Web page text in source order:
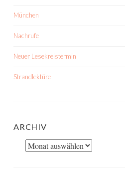
München
Nachrufe
Neuer Lesekreistermin
Strandlektüre
ARCHIV
Archiv